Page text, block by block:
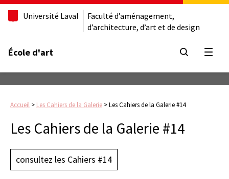
Université Laval
Faculté d’aménagement,
d’architecture, d’art et de design
École d'art
Accueil > Les Cahiers de la Galerie >Les Cahiers de la Galerie #14
Les Cahiers de la Galerie #14
consultez les Cahiers #14